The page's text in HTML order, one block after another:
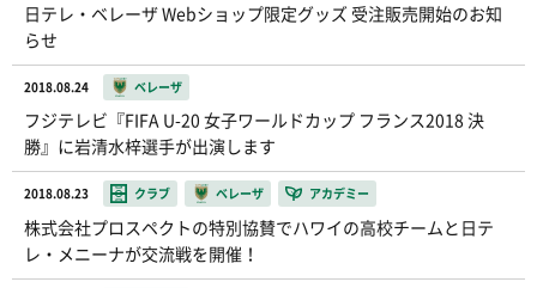
日テレ・ベレーザ Webショップ限定グッズ 受注販売開始のお知
らせ
2018.08.24 ベレーザ
フジテレビ『FIFA U-20 女子ワールドカップ フランス2018 決
勝』に岩清水梓選手が出演します
2018.08.23 クラブ ベレーザ アカデミー
株式会社プロスペクトの特別協賛でハワイの高校チームと日テ
レ・メニーナが交流戦を開催！